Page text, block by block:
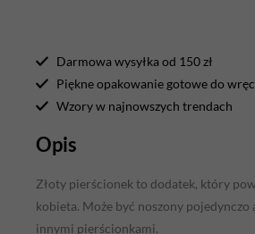
Darmowa wysyłka od 150 zł
Piękne opakowanie gotowe do
Wzory w najnowszych trendach
Opis
Złoty pierścionek to dodatek, który
kobieta. Może być noszony pojedynczo
innymi pierścionkami.